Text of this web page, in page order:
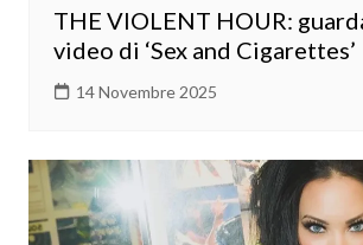
THE VIOLENT HOUR:
video di ‘Sex and Cigarettes’
14 Novembre 2025